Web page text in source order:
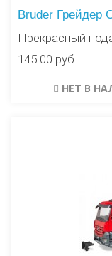
Bruder Грейдер
Прекрасный
145.00 руб
НЕТ В